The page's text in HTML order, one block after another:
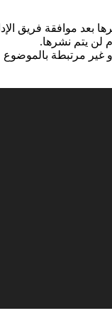
بعد موافقة فريق
لن يتم نشرها.
أو غير مرتبطة